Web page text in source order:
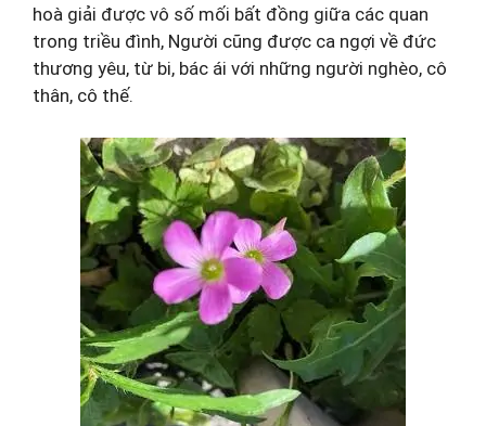
hoà giải được vô số mối bất đồng giữa các quan
trong triều đình, Người cũng được ca ngợi về đức
thương yêu, từ bi, bác ái với những người nghèo, cô
thân, cô thế.